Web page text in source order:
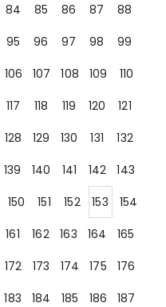
84 85 86 87
88
95 96 97 98
99
106 107 108 109
110
117 118 119 120
121
128 129 130 131
132
139 140 141 142
143
150 151 152 153
154
161 162 163 164
165
172 173 174 175
176
183 184 185 186
187